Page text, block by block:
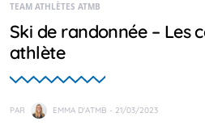
TEAM ATHLÈTES ATMB
Ski de randonnée – Les
athlète
PAR EMMA D'ATMB - 21/03/2023